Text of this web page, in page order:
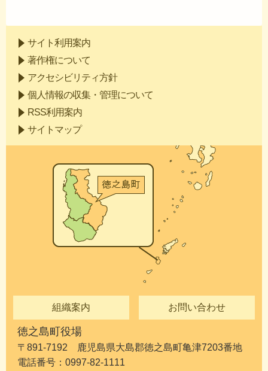
サイト利用案内
著作権について
アクセシビリティ方針
個人情報の収集・管理について
RSS利用案内
サイトマップ
組織案内 お問い合わせ
徳之島町役場
〒891-7192 鹿児島県大島郡徳之島町亀津7203番地
電話番号：0997-82-1111